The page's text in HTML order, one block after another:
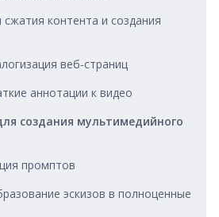
контента и создания
веб‑страниц
аннотации к видео
создания мультимедийного
промптов
эскизов в полноценные